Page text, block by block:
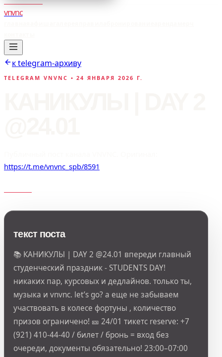
vnvnc
к telegram-архиву
TELEGRAM VNVNC • 24 ЯНВАРЯ 2026 Г.
https://t.me/vnvnc_spb/8591
текст поста
📚 КАНИКУЛЫ | DAY 2 @24.01 впереди главный
студенческий праздник - STUDENTS DAY!
никаких пар, курсовых и дедлайнов. только ты,
музыка и vnvnc. let’s go? а еще не забываем
участвовать в колесе фортуны , количество
призов ограничено! 🎫 24/01 тикетс reserve: +7
(921) 410-44-40 / билет / бронь = вход без
очереди, документы обязательно! 23:00–07:00